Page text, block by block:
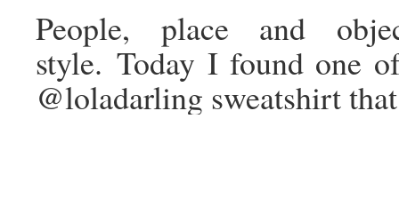
People, place and
style. Today I found one
@loladarling sweatshirt